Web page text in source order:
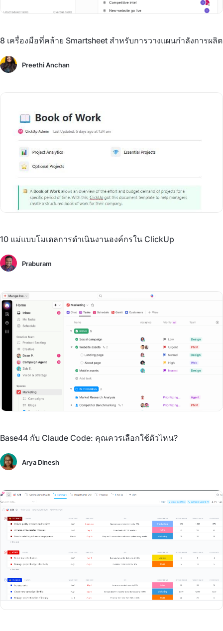
8 เครื่องมือที่คล้าย Smartsheet สำหรับการวางแผนกำลังการผลิต
Preethi Anchan
10 แม่แบบโมเดลการดำเนินงานองค์กรใน ClickUp
Praburam
Base44 กับ Claude Code: คุณควรเลือกใช้ตัวไหน?
Arya Dinesh